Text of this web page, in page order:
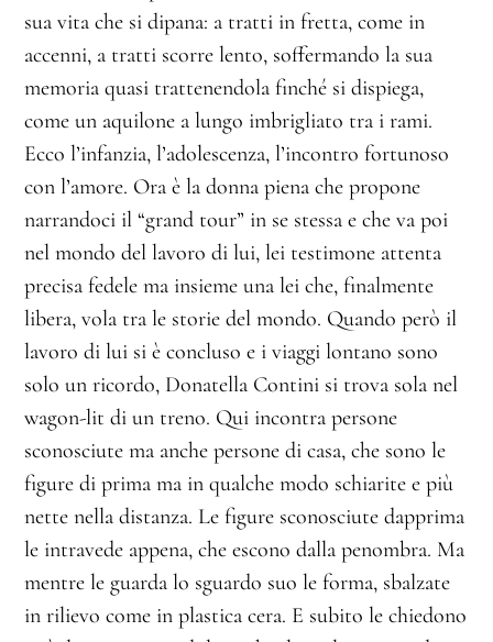
sua vita che si dipana: a tratti in fretta, come in
accenni, a tratti scorre lento, soffermando la sua
memoria quasi trattenendola finché si dispiega,
come un aquilone a lungo imbrigliato tra i rami.
Ecco l’infanzia, l’adolescenza, l’incontro fortunoso
con l’amore. Ora è la donna piena che propone
narrandoci il “grand tour” in se stessa e che va poi
nel mondo del lavoro di lui, lei testimone attenta
precisa fedele ma insieme una lei che, finalmente
libera, vola tra le storie del mondo. Quando però il
lavoro di lui si è concluso e i viaggi lontano sono
solo un ricordo, Donatella Contini si trova sola nel
wagon-lit di un treno. Qui incontra persone
sconosciute ma anche persone di casa, che sono le
figure di prima ma in qualche modo schiarite e più
nette nella distanza. Le figure sconosciute dapprima
le intravede appena, che escono dalla penombra. Ma
mentre le guarda lo sguardo suo le forma, sbalzate
in rilievo come in plastica cera. E subito le chiedono